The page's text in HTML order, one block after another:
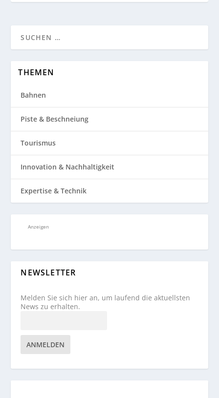
THEMEN
Bahnen
Piste & Beschneiung
Tourismus
Innovation & Nachhaltigkeit
Expertise & Technik
Anzeigen
NEWSLETTER
Melden Sie sich hier an, um laufend die aktuellsten
News zu erhalten.
ANMELDEN